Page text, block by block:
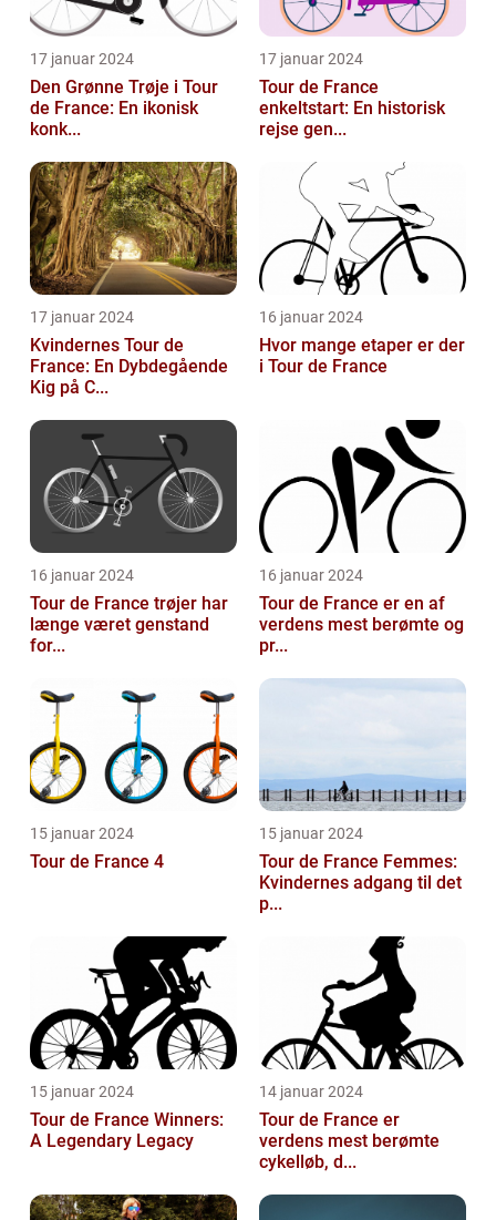
17 januar 2024
Den Grønne Trøje i Tour
de France: En ikonisk
konk...
17 januar 2024
Tour de France
enkeltstart: En historisk
rejse gen...
17 januar 2024
Kvindernes Tour de
France: En Dybdegående
Kig på C...
16 januar 2024
Hvor mange etaper er der
i Tour de France
16 januar 2024
Tour de France trøjer har
længe været genstand
for...
16 januar 2024
Tour de France er en af
verdens mest berømte og
pr...
15 januar 2024
Tour de France 4
15 januar 2024
Tour de France Femmes:
Kvindernes adgang til det
p...
15 januar 2024
Tour de France Winners:
A Legendary Legacy
14 januar 2024
Tour de France er
verdens mest berømte
cykelløb, d...